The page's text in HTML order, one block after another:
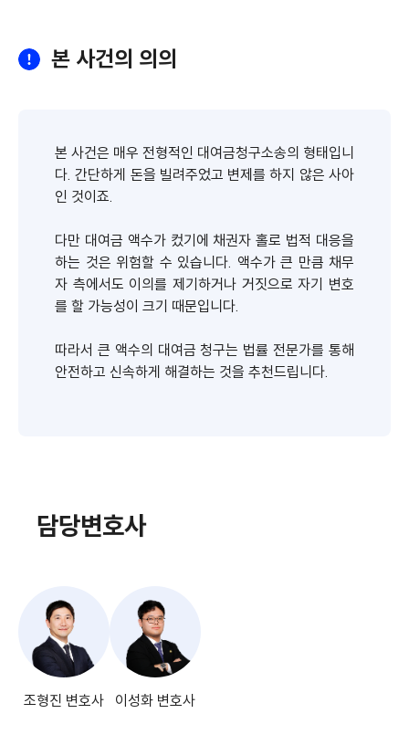
본 사건의 의의
본 사건은 매우 전형적인 대여금청구소송의 형태입니
다. 간단하게 돈을 빌려주었고 변제를 하지 않은 사아
인 것이죠.
다만 대여금 액수가 컸기에 채권자 홀로 법적 대응을
하는 것은 위험할 수 있습니다. 액수가 큰 만큼 채무
자 측에서도 이의를 제기하거나 거짓으로 자기 변호
를 할 가능성이 크기 때문입니다.
따라서 큰 액수의 대여금 청구는 법률 전문가를 통해
안전하고 신속하게 해결하는 것을 추천드립니다.
담당변호사
조형진 변호사 이성화 변호사